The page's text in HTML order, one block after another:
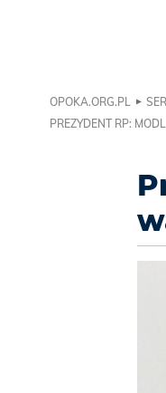
OPOKA.ORG.PL
PREZYDENT RP: